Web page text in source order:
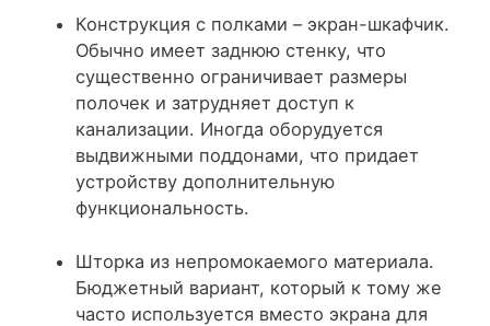
Конструкция с полками – экран-шкафчик.
Обычно имеет заднюю стенку, что
существенно ограничивает размеры
полочек и затрудняет доступ к
канализации. Иногда оборудуется
выдвижными поддонами, что придает
устройству дополнительную
функциональность.
Шторка из непромокаемого материала.
Бюджетный вариант, который к тому же
часто используется вместо экрана для